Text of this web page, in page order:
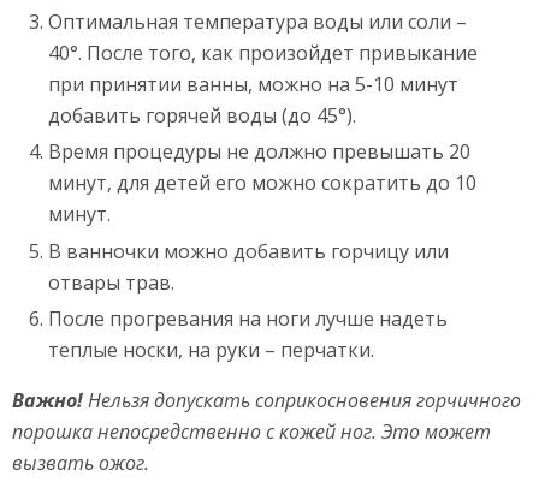
Оптимальная температура воды или соли –
40°. После того, как произойдет привыкание
при принятии ванны, можно на 5-10 минут
добавить горячей воды (до 45°).
Время процедуры не должно превышать 20
минут, для детей его можно сократить до 10
минут.
В ванночки можно добавить горчицу или
отвары трав.
После прогревания на ноги лучше надеть
теплые носки, на руки – перчатки.
Важно!Нельзя допускать соприкосновения горчичного
порошка непосредственно с кожей ног. Это может
вызвать ожог.